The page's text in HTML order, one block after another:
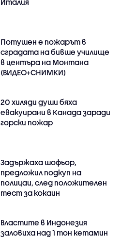
Италия
Потушен е пожарът в
сградата на бивше училище
в центъра на Монтана
(ВИДЕО+СНИМКИ)
20 хиляди души бяха
евакуирани в Канада заради
горски пожар
Задържаха шофьор,
предложил подкуп на
полицаи, след положителен
тест за кокаин
Властите в Индонезия
заловиха над 1 тон кетамин